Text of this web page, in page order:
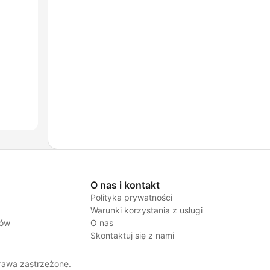
O nas i kontakt
Polityka prywatności
Warunki korzystania z usługi
O nas
Skontaktuj się z nami
zastrzeżone.